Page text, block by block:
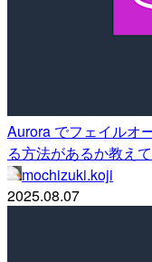
Aurora でフェイルオ
る方法があるか教え
mochizuki.koji
2025.08.07